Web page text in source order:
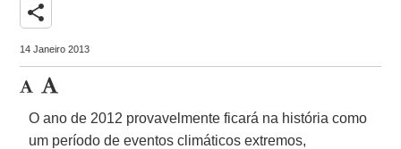
share
14 Janeiro 2013
O ano de 2012 provavelmente ficará na história como
um período de eventos climáticos extremos,